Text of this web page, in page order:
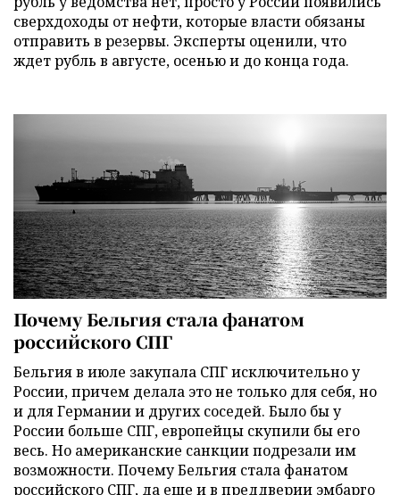
сверхдоходы от нефти, которые власти обязаны
отправить в резервы. Эксперты оценили, что
ждет рубль в августе, осенью и до конца года.
Почему Бельгия стала фанатом
российского СПГ
Бельгия в июле закупала СПГ исключительно у
России, причем делала это не только для себя, но
и для Германии и других соседей. Было бы у
России больше СПГ, европейцы скупили бы его
весь. Но американские санкции подрезали им
возможности. Почему Бельгия стала фанатом
российского СПГ, да еще и в преддверии эмбарго